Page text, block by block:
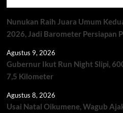
Nunukan Raih Juara Umum
2026, Jadi Barometer Persiapan
Agustus 9, 2026
Gubernur Ikut Run Night Slipi,
7,5 Kilometer
Agustus 8, 2026
Usai Natal Oikumene, Wagub